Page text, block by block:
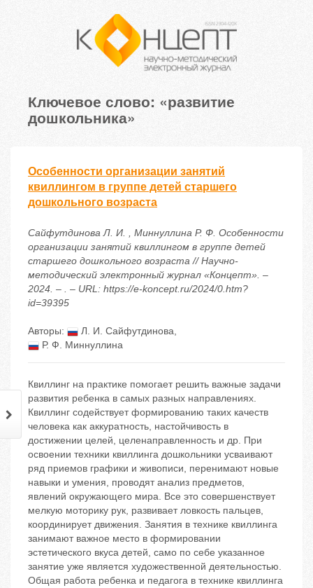
Ключевое слово: «развитие
дошкольника»
Особенности организации занятий
квиллингом в группе детей старшего
дошкольного возраста
Сайфутдинова Л. И. , Миннуллина Р. Ф. Особенности
организации занятий квиллингом в группе детей
старшего дошкольного возраста // Научно-
методический электронный журнал «Концепт». –
2024. – . – URL: https://e-koncept.ru/2024/0.htm?
id=39395
Авторы: Л. И. Сайфутдинова,
Р. Ф. Миннуллина
Квиллинг на практике помогает решить важные задачи
развития ребенка в самых разных направлениях.
Квиллинг содействует формированию таких качеств
человека как аккуратность, настойчивость в
достижении целей, целенаправленность и др. При
освоении техники квиллинга дошкольники усваивают
ряд приемов графики и живописи, перенимают новые
навыки и умения, проводят анализ предметов,
явлений окружающего мира. Все это совершенствует
мелкую моторику рук, развивает ловкость пальцев,
координирует движения. Занятия в технике квиллинга
занимают важное место в формировании
эстетического вкуса детей, само по себе указанное
занятие уже является художественной деятельностью.
Общая работа ребенка и педагога в технике квиллинга